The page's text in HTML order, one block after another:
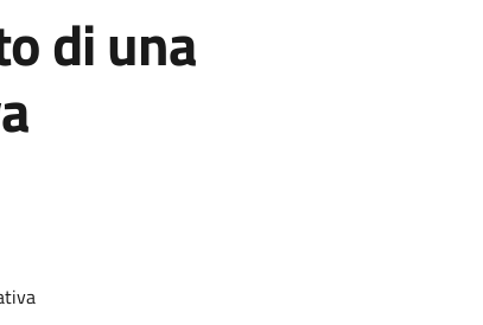
di una